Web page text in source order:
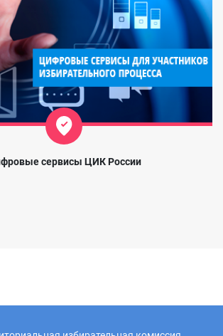
сервисы ЦИК России